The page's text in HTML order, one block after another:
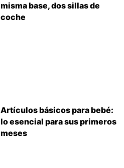
misma base, dos sillas de
coche
Artículos básicos para bebé:
lo esencial para sus primeros
meses